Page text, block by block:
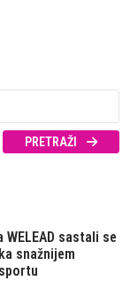
PRETRAŽI
sastali se
snažnijem